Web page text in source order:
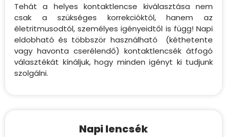
Tehát a helyes kontaktlencse kiválasztása nem
csak a szükséges korrekcióktól, hanem az
életritmusodtól, személyes igényeidtől is függ! Napi
eldobható és többször használható (kéthetente
vagy havonta cserélendő) kontaktlencsék átfogó
választékát kínáljuk, hogy minden igényt ki tudjunk
szolgálni.
Napi lencsék